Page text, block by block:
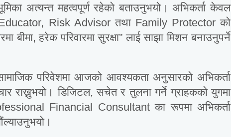
अत्यन्त महत्वपूर्ण रहेको बताउनुभयो। अभिकर्ता केवल
Risk Advisor तथा Family Protector को
बीमा, हरेक परिवारमा सुरक्षा” लाई साझा मिशन बनाउनुपर्ने
परिवेशमा आजको आवश्यकता अनुसारको अभिकर्ता
राख्नुभयो। डिजिटल, सचेत र तुलना गर्ने ग्राहकको युगमा
Financial Consultant का रूपमा अभिकर्ता